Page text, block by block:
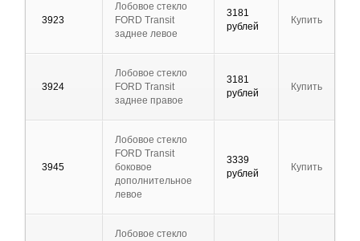
3923
Лобовое стекло
FORD Transit
заднее левое
3181
рублей
Купить
3924
Лобовое стекло
FORD Transit
заднее правое
3181
рублей
Купить
3945
Лобовое стекло
FORD Transit
боковое
дополнительное
левое
3339
рублей
Купить
Лобовое стекло